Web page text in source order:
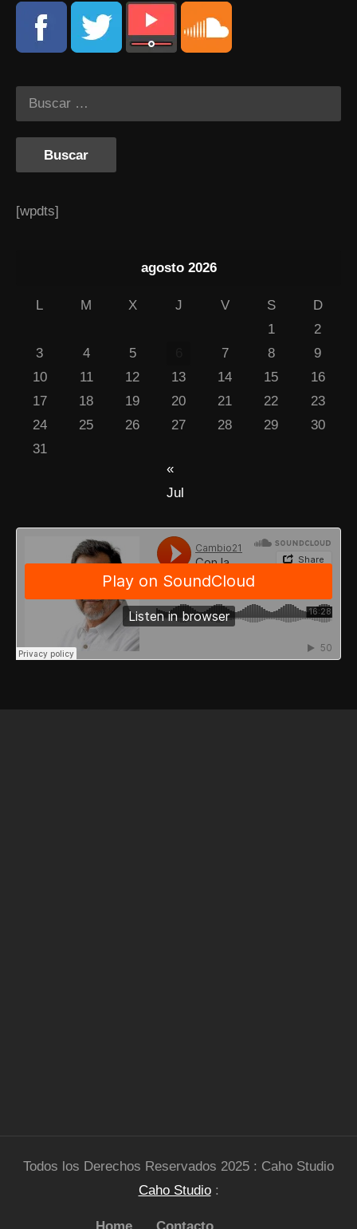
[wpdts]
agosto 2026
L M X J V S
D
1
2
3
4 5 7 8
9
10
11 12 13 14 15
16
17
18 19 20 21 22
23
24
25 26 27 28 29
30
31
«
Jul
Todos los Derechos Reservados 2025 : Caho Studio
Caho Studio: